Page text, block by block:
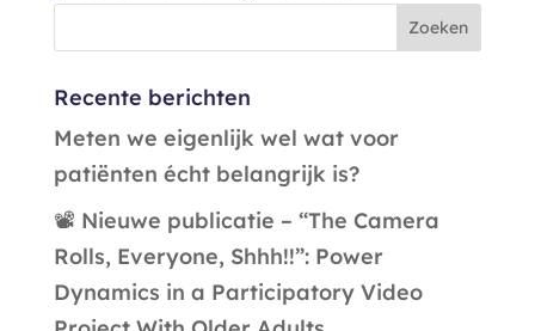
Recente berichten
Meten we eigenlijk wel wat voor
patiënten écht belangrijk is?
📽️ Nieuwe publicatie – “The Camera
Rolls, Everyone, Shhh!!”: Power
Dynamics in a Participatory Video